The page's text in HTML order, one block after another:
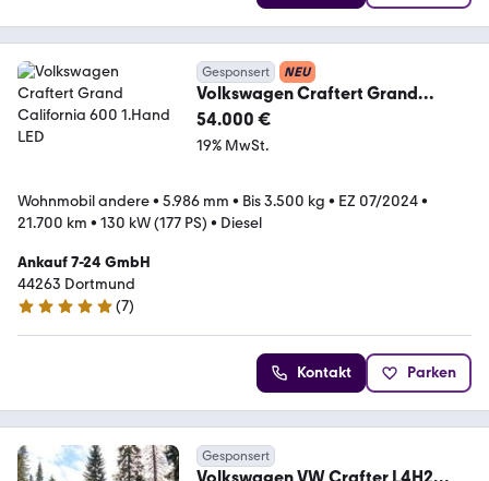
Gesponsert NEU
Volkswagen Craftert Grand
California 600 1.Hand LED
54.000 €
19% MwSt.
Wohnmobil andere• 5.986 mm • Bis 3.500 kg • EZ 07/2024•
21.700 km • 130 kW (177 PS) • Diesel
Ankauf 7-24 GmbH
44263 Dortmund
4.8 Sterne
(7)
Kontakt Parken
Gesponsert